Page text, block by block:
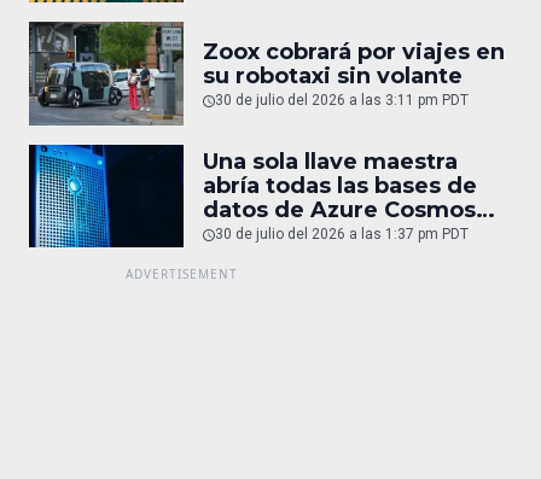
Zoox cobrará por viajes en
su robotaxi sin volante
30 de julio del 2026 a las 3:11 pm PDT
Una sola llave maestra
abría todas las bases de
datos de Azure Cosmos
DB
30 de julio del 2026 a las 1:37 pm PDT